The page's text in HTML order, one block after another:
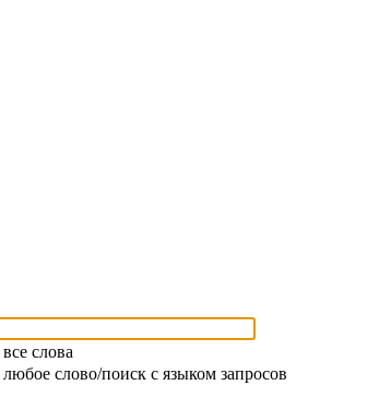
слова
слово/поиск с языком запросов